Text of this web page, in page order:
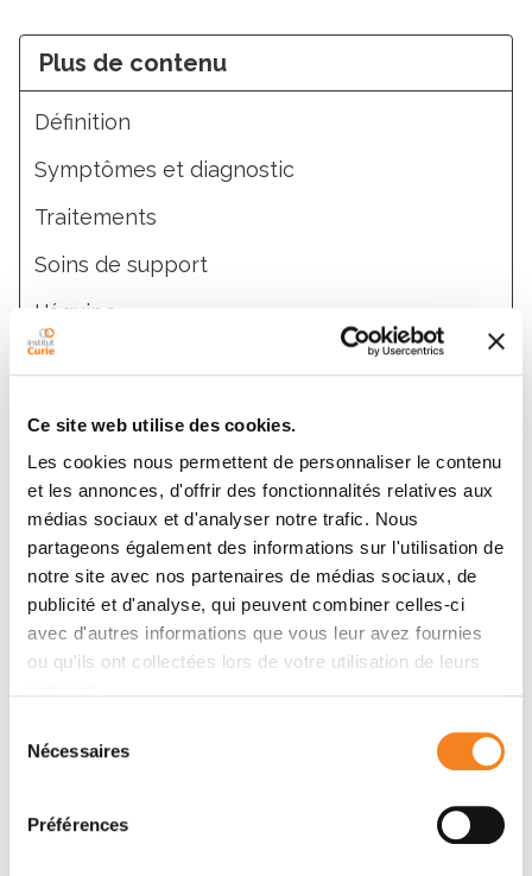
Ce site web utilise des cookies.
Les cookies nous permettent de personnaliser le contenu
et les annonces, d'offrir des fonctionnalités relatives aux
médias sociaux et d'analyser notre trafic. Nous
partageons également des informations sur l'utilisation de
notre site avec nos partenaires de médias sociaux, de
publicité et d'analyse, qui peuvent combiner celles-ci
avec d'autres informations que vous leur avez fournies
ou qu'ils ont collectées lors de votre utilisation de leurs
Nécessaires
Préférences
Plus de contenu
Définition
Symptômes et diagnostic
Traitements
Soins de support
L'équipe
Recherche